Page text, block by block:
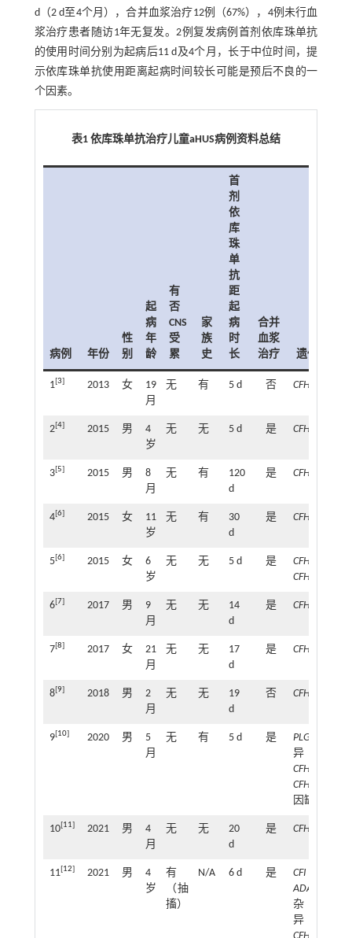
d（2 d至4个月），合并血浆治疗12例（67%），4例未行血
浆治疗患者随访1年无复发。2例复发病例首剂依库珠单抗
的使用时间分别为起病后11 d及4个月，长于中位时间，提
示依库珠单抗使用距离起病时间较长可能是预后不良的一
个因素。
表1 依库珠单抗治疗儿童aHUS病例资料总结
病例 年份
性
别
起
病
年
龄
有
否
CNS
受
累
家
族
史
首
剂
依
库
珠
单
抗
距
起
病
时
长
合并
血浆
治疗
遗传学
1[3] 2013 女
19
月
无 有 5 d 否 CFH
2[4] 2015 男
4
岁
无 无 5 d 是 CFH
3[5] 2015 男
8
月
无 有
120
d
是 CFH
4[6] 2015 女
11
岁
无 有
30
d
是 CFH
5[6] 2015 女
6
岁
无 无 5 d 是
CFHR1、
CFHR3
6[7] 2017 男
9
月
无 无
14
d
是 CFH
7[8] 2017 女
21
月
无 无
17
d
是 CFH
8[9] 2018 男
2
月
无 无
19
d
否 CFH
9[10] 2020 男
5
月
无 有 5 d 是 PLG
异，
CFHR3
CFHR1
因缺失
10[11] 2021 男
4
月
无 无
20
d
是 CFHR3
11[12] 2021 男
4
岁
有
（抽
搐）
N/A 6 d 是
CFI、
ADAMTS13
杂合变
异；